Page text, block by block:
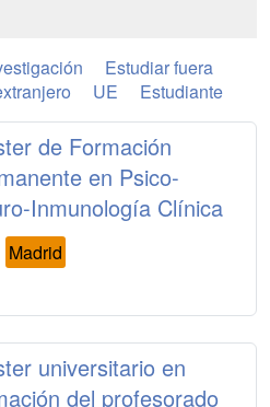
Estudiar fuera
UE Estudiante
de Formación
en Psico-
Inmunología Clínica
Madrid
universitario en
del profesorado